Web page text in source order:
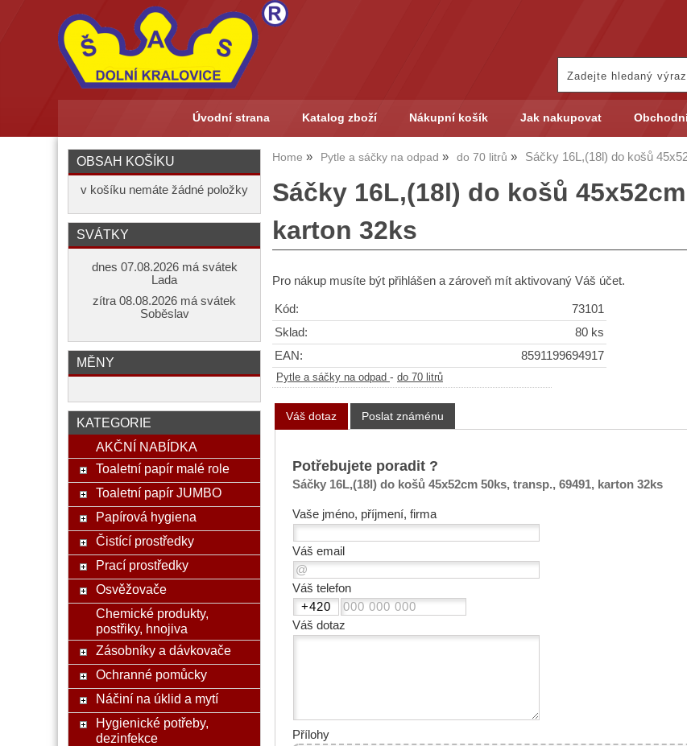
Úvodní strana Katalog zboží Nákupní košík Jak nakupovat
Home Pytle a sáčky na odpad do 70 litrů Sáčky 16L,(18l) do košů
Sáčky 16L,(18l) do košů
karton 32ks
Pro nákup musíte být přihlášen a zároveň mít aktivovaný Váš účet.
Kód:
73101
Sklad:
80 ks
EAN:
8591199694917
Pytle a sáčky na odpad - do 70 litrů
Váš dotaz Poslat známénu
Potřebujete poradit ?
Sáčky 16L,(18l) do košů 45x52cm 50ks, transp., 69491, karton 32ks
Vaše jméno, příjmení, firma
Váš email
Váš telefon
Váš dotaz
Přílohy
OBSAH KOŠÍKU
v košíku nemáte žádné položky
SVÁTKY
dnes 07.08.2026 má svátek
Lada
zítra 08.08.2026 má svátek
Soběslav
MĚNY
KATEGORIE
AKČNÍ NABÍDKA
Toaletní papír malé role
Toaletní papír JUMBO
Papírová hygiena
Čistící prostředky
Prací prostředky
Osvěžovače
Chemické produkty,
postřiky, hnojiva
Zásobníky a dávkovače
Ochranné pomůcky
Náčiní na úklid a mytí
Hygienické potřeby,
dezinfekce